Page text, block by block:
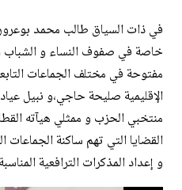
في ذات السياق طالب محمد
خاصة في صفوف النساء و الشباب
مفتوحة في مختلف الجماعات
الإقليمية صليحة حاجي،و نبيل
منتخبي الحزب و ممثلي هيآته
القضايا التي تهم ساكنة الجماعات
و إعداد المذكرات الترافعية